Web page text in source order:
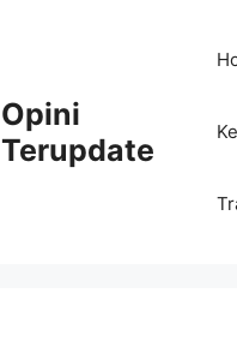
Opini
Terupdate